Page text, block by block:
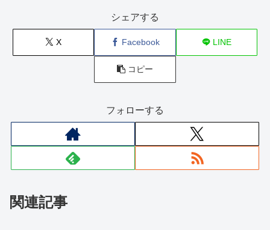
シェアする
X Facebook LINE
コピー
フォローする
関連記事